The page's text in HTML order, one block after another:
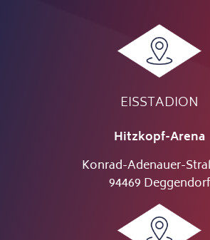
EISSTADION
Hitzkopf-Arena
Konrad-Adenauer-
94469 Deggendorf